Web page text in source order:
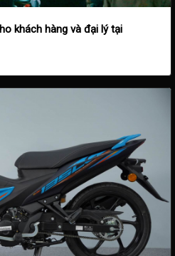
khách hàng và đại lý tại